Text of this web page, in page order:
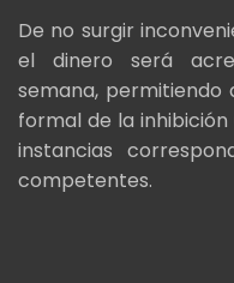
De no surgir
el dinero será
semana,
formal de la
instancias
competentes.